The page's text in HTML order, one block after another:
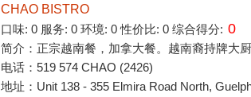
CHAO BISTRO
口味: 0 服务: 0 环境: 0 性价比: 0 综合得分: 0
简介：正宗越南餐，加拿大餐。越南裔持牌大厨
电话：519 574 CHAO (2426)
地址：Unit 138 - 355 Elmira Road North,